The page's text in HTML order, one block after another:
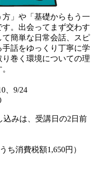
」や「基礎からもう一
。出会ってまず交わす
簡単な日常会話、スピ
話をゆっくり丁寧に学
巻く環境についての理
。
、9/24
込みは、受講日の2日前
ち消費税額1,650円）